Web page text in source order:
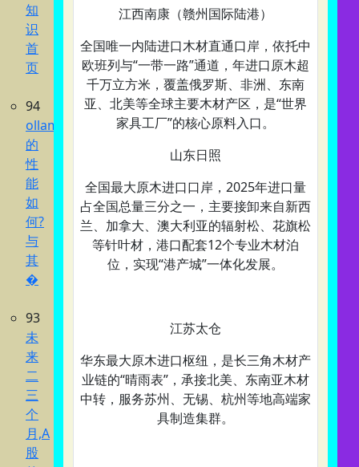
知
识
首
页
94
ollama
的
性
能
如
何?
与
其
�
93
未
来
二
三
个
月,A
股
江西南康（赣州国际陆港）‌
全国唯一内陆进口木材直通口岸，依托中
欧班列与“一带一路”通道，年进口原木超
千万立方米，覆盖俄罗斯、非洲、东南
亚、北美等全球主要木材产区，是“世界
家具工厂”的核心原料入口。
山东日照‌
全国最大原木进口口岸，2025年进口量
占全国总量三分之一，主要接卸来自新西
兰、加拿大、澳大利亚的辐射松、花旗松
等针叶材，港口配套12个专业木材泊
位，实现“港产城”一体化发展。
江苏太仓‌
华东最大原木进口枢纽，是长三角木材产
业链的“晴雨表”，承接北美、东南亚木材
中转，服务苏州、无锡、杭州等地高端家
具制造集群。